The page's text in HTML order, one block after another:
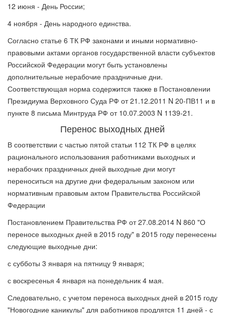
12 июня - День России;
4 ноября - День народного единства.
Согласно статье 6 ТК РФ законами и иными нормативно-
правовыми актами органов государственной власти субъектов
Российской Федерации могут быть установлены
дополнительные нерабочие праздничные дни.
Соответствующая норма содержится также в Постановлении
Президиума Верховного Суда РФ от 21.12.2011 N 20-ПВ11 и в
пункте 8 письма Минтруда РФ от 10.07.2003 N 1139-21.
Перенос выходных дней
В соответствии с частью пятой статьи 112 ТК РФ в целях
рационального использования работниками выходных и
нерабочих праздничных дней выходные дни могут
переноситься на другие дни федеральным законом или
нормативным правовым актом Правительства Российской
Федерации
Постановлением Правительства РФ от 27.08.2014 N 860 "О
переносе выходных дней в 2015 году" в 2015 году перенесены
следующие выходные дни:
с субботы 3 января на пятницу 9 января;
с воскресенья 4 января на понедельник 4 мая.
Следовательно, с учетом переноса выходных дней в 2015 году
"Новогодние каникулы" для работников продлятся 11 дней - с